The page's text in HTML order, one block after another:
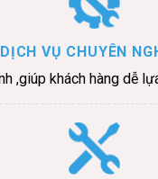
DỊCH VỤ CHUYÊN
,giúp khách hàng dễ